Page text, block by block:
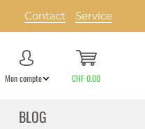
Contact Service
Mon compte CHF 0.00
BLOG